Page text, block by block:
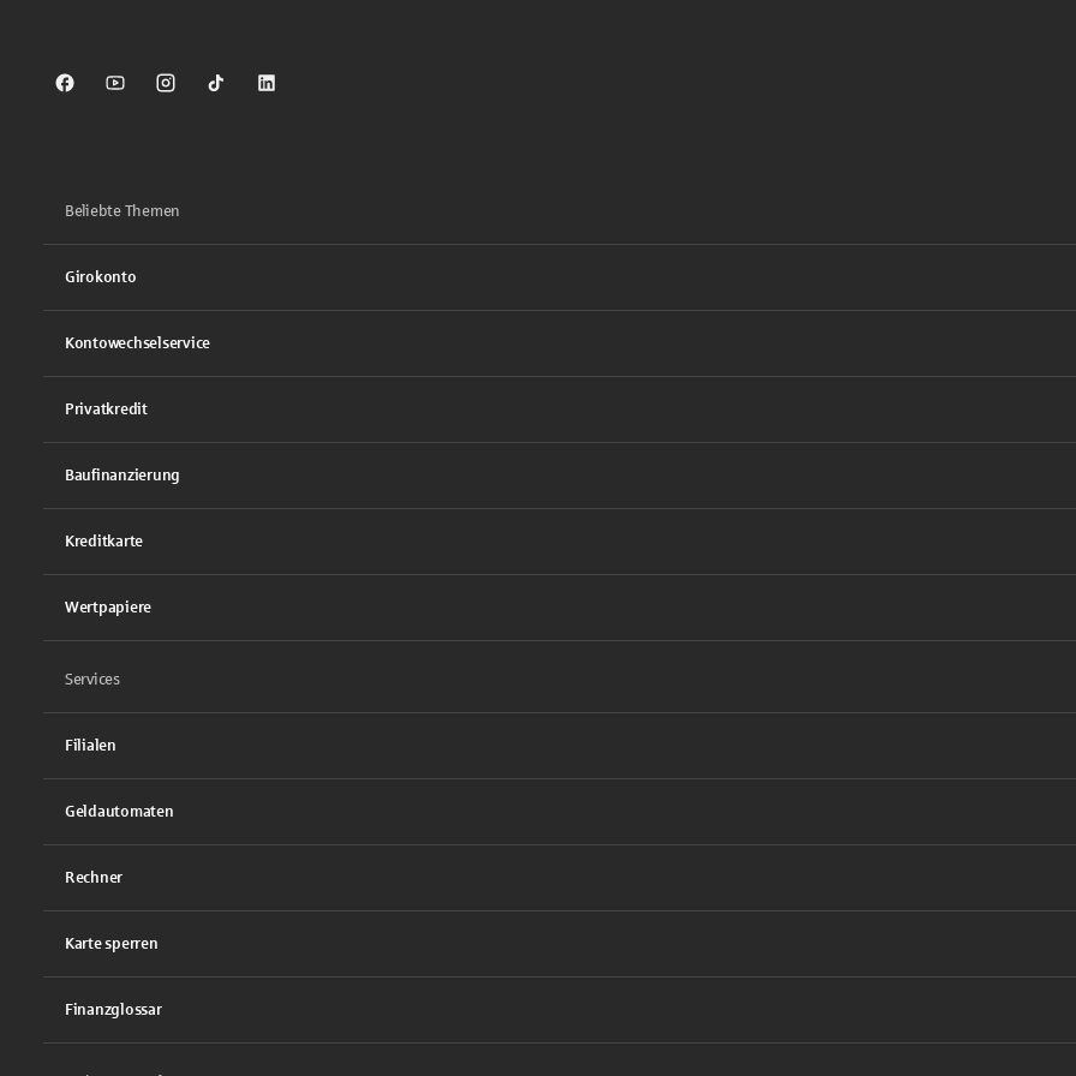
Sparkasse auf Facebook
Sparkasse auf Youtube
Sparkasse auf Instagram
Sparkasse auf TikTok
Sparkasse auf LinkedIn
Beliebte Themen
Girokonto
Kontowechselservice
Privatkredit
Baufinanzierung
Kreditkarte
Wertpapiere
Services
Filialen
Geldautomaten
Rechner
Karte sperren
Finanzglossar